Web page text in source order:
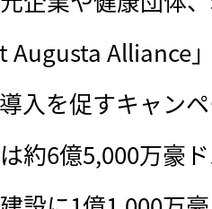
Augusta Alliance
入を促すキャン
約6億5,000万豪